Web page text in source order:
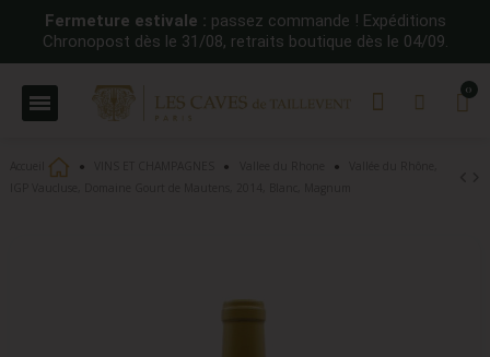
Fermeture estivale : passez commande ! Expéditions
Chronopost dès le 31/08, retraits boutique dès le 04/09.